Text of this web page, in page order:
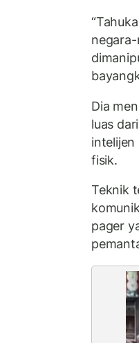
negara-
Dia
luas
intelijen
fisik.
Teknik
pager